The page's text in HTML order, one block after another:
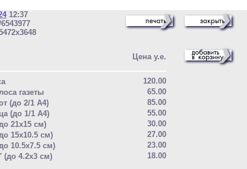
12:37
Цена у.е.
120.00
газеты
65.00
(до 2/1 A4)
85.00
(до 1/1 A4)
55.00
21x15 см)
30.00
15x10.5 см)
27.00
10.5x7.5 см)
23.00
(до 4.2x3 см)
18.00